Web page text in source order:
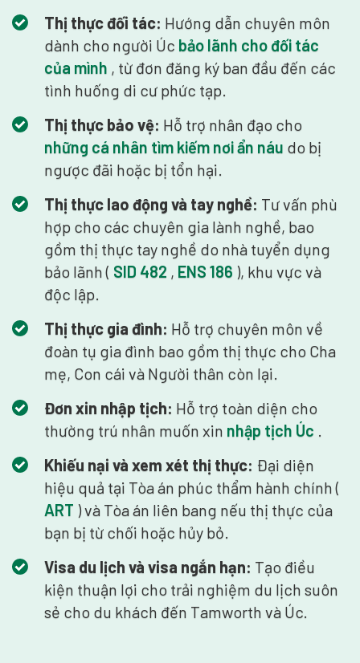
Thị thực đối tác: Hướng dẫn chuyên môn
dành cho người Úc bảo lãnh cho đối tác
của mình , từ đơn đăng ký ban đầu đến các
tình huống di cư phức tạp.
Thị thực bảo vệ: Hỗ trợ nhân đạo cho
những cá nhân tìm kiếm nơi ẩn náu do bị
ngược đãi hoặc bị tổn hại.
Thị thực lao động và tay nghề: Tư vấn phù
hợp cho các chuyên gia lành nghề, bao
gồm thị thực tay nghề do nhà tuyển dụng
bảo lãnh ( SID 482 , ENS 186 ), khu vực và
độc lập.
Thị thực gia đình: Hỗ trợ chuyên môn về
đoàn tụ gia đình bao gồm thị thực cho Cha
mẹ, Con cái và Người thân còn lại.
Đơn xin nhập tịch: Hỗ trợ toàn diện cho
thường trú nhân muốn xin nhập tịch Úc
Khiếu nại và xem xét thị thực: Đại diện
hiệu quả tại Tòa án phúc thẩm hành chính (
ART ) và Tòa án liên bang nếu thị thực của
bạn bị từ chối hoặc hủy bỏ.
Visa du lịch và visa ngắn hạn: Tạo điều
kiện thuận lợi cho trải nghiệm du lịch suôn
sẻ cho du khách đến Tamworth và Úc.